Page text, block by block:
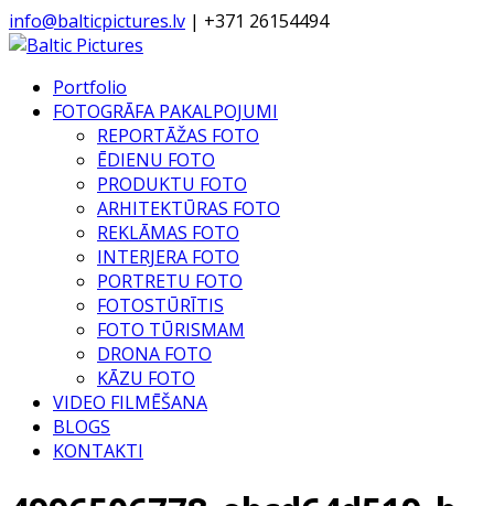
info@balticpictures.lv | +371 26154494
Portfolio
FOTOGRĀFA PAKALPOJUMI
REPORTĀŽAS FOTO
ĒDIENU FOTO
PRODUKTU FOTO
ARHITEKTŪRAS FOTO
REKLĀMAS FOTO
INTERJERA FOTO
PORTRETU FOTO
FOTOSTŪRĪTIS
FOTO TŪRISMAM
DRONA FOTO
KĀZU FOTO
VIDEO FILMĒŠANA
BLOGS
KONTAKTI